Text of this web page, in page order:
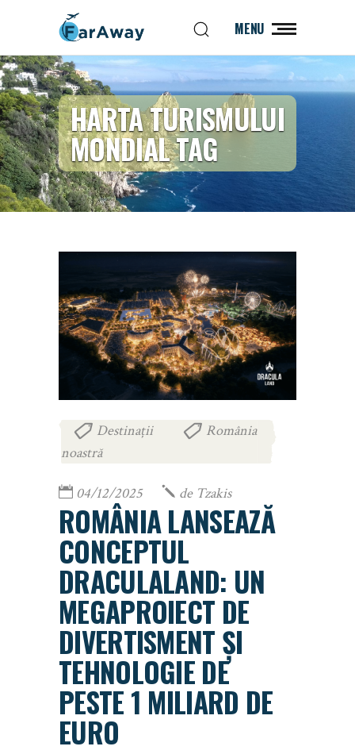
MENU
HARTA TURISMULUI
MONDIAL TAG
Destinații
România
noastră
04/12/2025 de Tzakis
ROMÂNIA LANSEAZĂ
CONCEPTUL
DRACULALAND: UN
MEGAPROIECT DE
DIVERTISMENT ȘI
TEHNOLOGIE DE
PESTE 1 MILIARD DE
EURO